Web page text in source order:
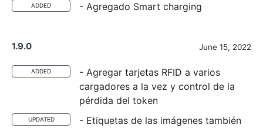
ADDED - Agregado Smart charging
1.9.0 June 15, 2022
ADDED
- Agregar tarjetas RFID a varios
cargadores a la vez y control de la
pérdida del token
UPDATED
- Etiquetas de las imágenes también